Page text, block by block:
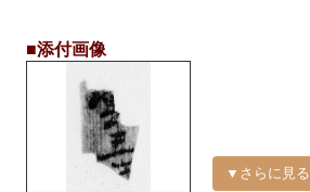
■添付画像
▼さらに見る